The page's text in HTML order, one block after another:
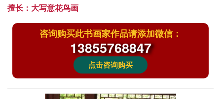
擅长：大写意花鸟画
咨询购买此书画家作品请添加微信：
13855768847
点击咨询购买